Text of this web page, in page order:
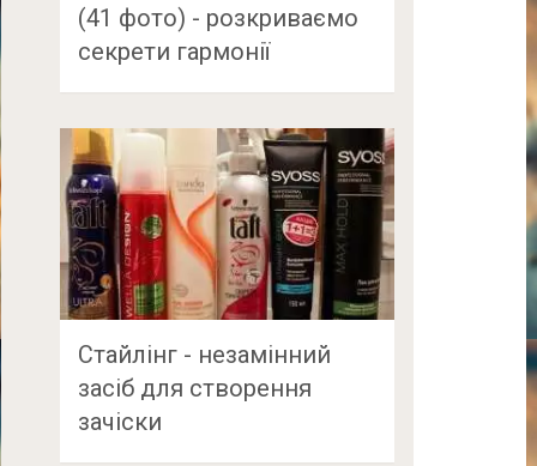
(41 фото) - розкриваємо
секрети гармонії
Стайлінг - незамінний
засіб для створення
зачіски